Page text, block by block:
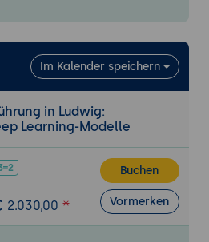
die Ludwig-
Grundlegende
Funktionen.
Nutzung von
Häufige Fehler und
Im Kalender speichern
in Ludwig:
Learning-Modelle
2.030,00
Buchen
Vormerken